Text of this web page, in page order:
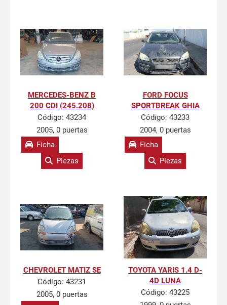
MERCEDES-BENZ B
200 CDI (245.208)
Código: 43234
2005, 0 puertas
Ficha
Piezas
FORD FOCUS
SPORTBREAK GHIA
Código: 43233
2004, 0 puertas
Ficha
Piezas
CHEVROLET MATIZ SE
Código: 43231
2005, 0 puertas
TOYOTA YARIS 1.4 D-
4D LUNA
Código: 43225